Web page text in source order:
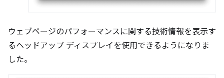
ウェブページのパフォーマンスに関する技術情報を表示す
るヘッドアップ ディスプレイを使用できるようになりま
した。